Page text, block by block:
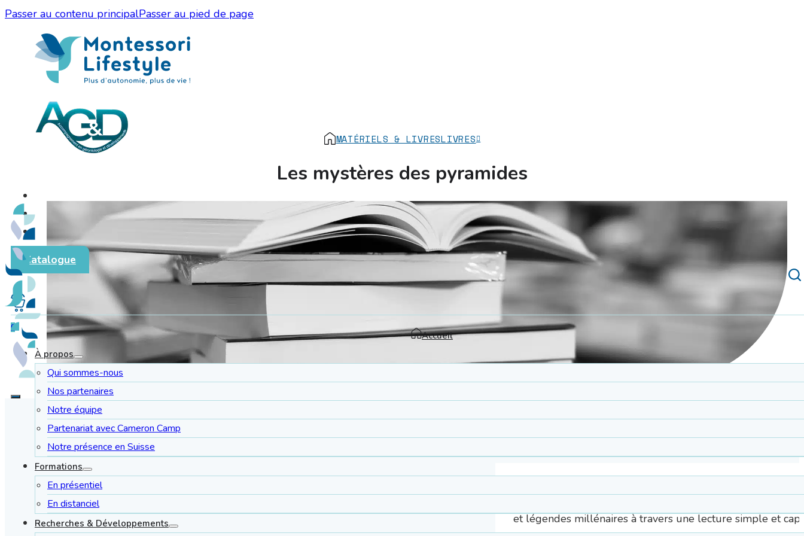
Passer au contenu principalPasser au pied de page
Catalogue
0
Accueil
À propos
Qui sommes-nous
Nos partenaires
Notre équipe
Partenariat avec Cameron Camp
Notre présence en Suisse
Formations
En présentiel
En distanciel
Recherches & Développements
MATÉRIELS & LIVRESLIVRES
Les mystères des pyramides
14,00€TTC
et légendes millénaires à travers une lecture simple et